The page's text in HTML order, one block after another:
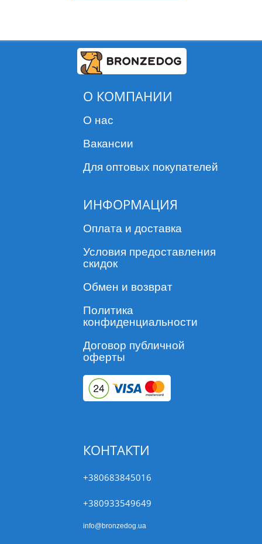
О КОМПАНИИ
О нас
Вакансии
Для оптовых покупателей
ИНФОРМАЦИЯ
Оплата и доставка
Условия предоставления
скидок
Обмен и возврат
Политика
конфиденциальности
Договор публичной
оферты
КОНТАКТИ
+380683845016
+380933549649
info@bronzedog.ua